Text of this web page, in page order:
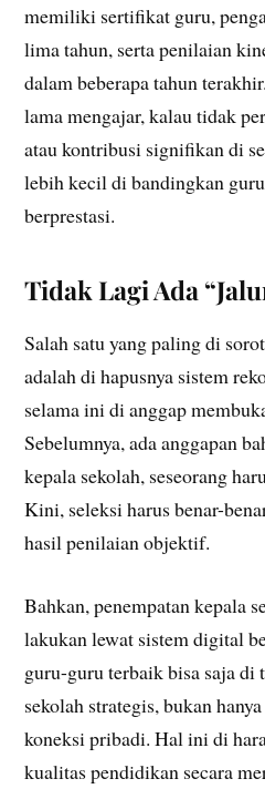
memiliki sertifikat guru,
lima tahun, serta penilaian
dalam beberapa tahun
lama mengajar, kalau tidak
atau kontribusi signifikan di
lebih kecil di bandingkan
berprestasi.
Tidak Lagi Ada
Salah satu yang paling di
adalah di hapusnya sistem
selama ini di anggap
Sebelumnya, ada anggapan
kepala sekolah, seseorang
Kini, seleksi harus benar-
hasil penilaian objektif.
Bahkan, penempatan kepala
lakukan lewat sistem digital
guru-guru terbaik bisa saja di
sekolah strategis, bukan
koneksi pribadi. Hal ini di
kualitas pendidikan secara